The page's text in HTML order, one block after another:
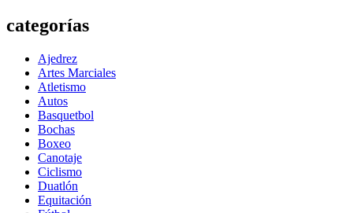
categorías
Ajedrez
Artes Marciales
Atletismo
Autos
Basquetbol
Bochas
Boxeo
Canotaje
Ciclismo
Duatlón
Equitación